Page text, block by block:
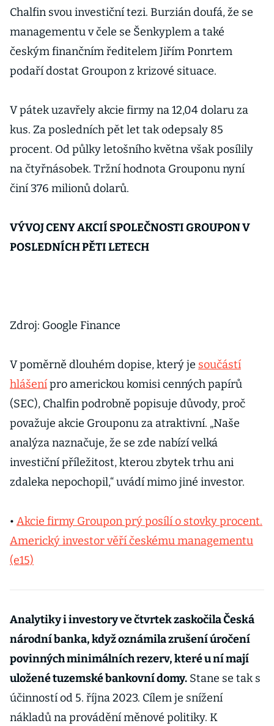
Chalfin svou investiční tezi. Burzián doufá, že se
managementu v čele se Šenkyplem a také
českým finančním ředitelem Jiřím Ponrtem
podaří dostat Groupon z krizové situace.
V pátek uzavřely akcie firmy na 12,04 dolaru za
kus. Za posledních pět let tak odepsaly 85
procent. Od půlky letošního května však posílily
na čtyřnásobek. Tržní hodnota Grouponu nyní
činí 376 milionů dolarů.
VÝVOJ CENY AKCIÍ SPOLEČNOSTI GROUPON V
POSLEDNÍCH PĚTI LETECH
Zdroj: Google Finance
V poměrně dlouhém dopise, který je součástí
hlášenípro americkou komisi cenných papírů
(SEC), Chalfin podrobně popisuje důvody, proč
považuje akcie Grouponu za atraktivní. „Naše
analýza naznačuje, že se zde nabízí velká
investiční příležitost, kterou zbytek trhu ani
zdaleka nepochopil,“ uvádí mimo jiné investor.
• Akcie firmy Groupon prý posílí o stovky procent.
Americký investor věří českému managementu
(e15)
Analytiky i investory ve čtvrtek zaskočila Česká
národní banka, když oznámila zrušení úročení
povinných minimálních rezerv, které u ní mají
uložené tuzemské bankovní domy. Stane se tak s
účinností od 5. října 2023. Cílem je snížení
nákladů na provádění měnové politiky. K